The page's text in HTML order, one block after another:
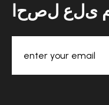
حصل على